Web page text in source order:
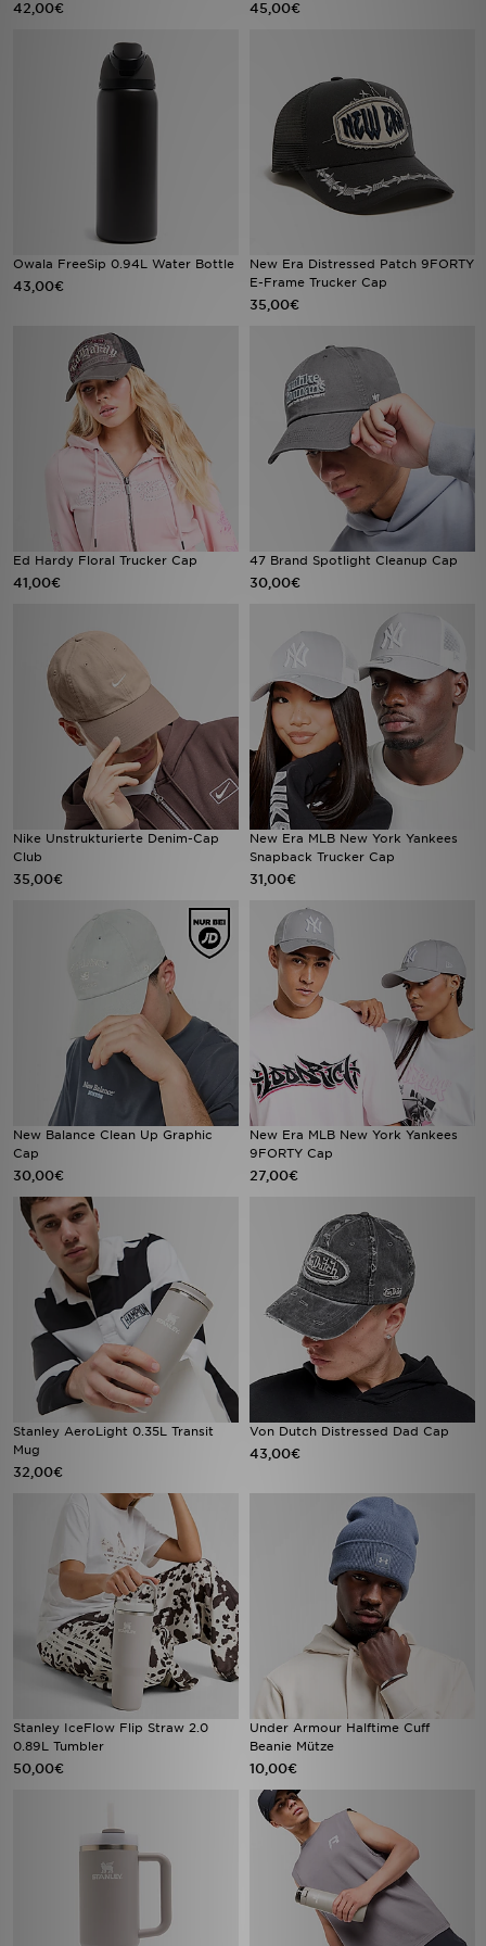
42,00€ 45,00€
Owala FreeSip 0.94L Water Bottle
43,00€
New Era Distressed Patch 9FORTY
E-Frame Trucker Cap
35,00€
Ed Hardy Floral Trucker Cap
41,00€
47 Brand Spotlight Cleanup Cap
30,00€
Nike Unstrukturierte Denim-Cap
Club
35,00€
New Era MLB New York Yankees
Snapback Trucker Cap
31,00€
New Balance Clean Up Graphic
Cap
30,00€
New Era MLB New York Yankees
9FORTY Cap
27,00€
Stanley AeroLight 0.35L Transit
Mug
32,00€
Von Dutch Distressed Dad Cap
43,00€
Stanley IceFlow Flip Straw 2.0
0.89L Tumbler
50,00€
Under Armour Halftime Cuff
Beanie Mütze
10,00€
Blog